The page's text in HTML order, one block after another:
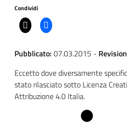
Condividi
Pubblicato: 07.03.2015 -
Eccetto dove diversamente
stato rilasciato sotto Licenza
Attribuzione 4.0 Italia.